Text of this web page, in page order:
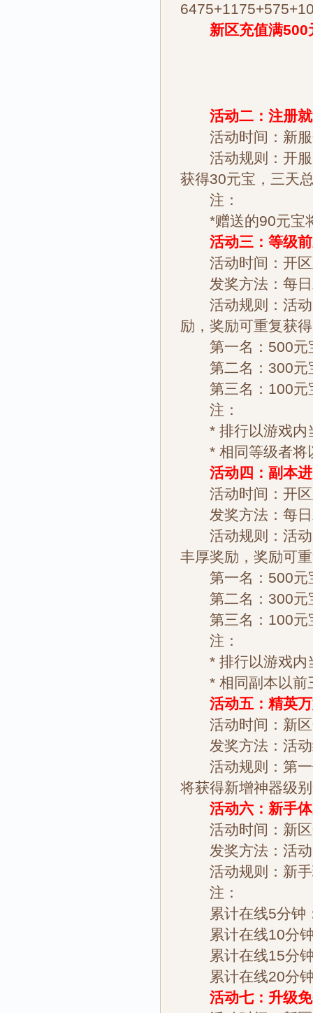
新区充值满500
活动二：注册就
活动时间：新服
活动规则：开服
获得30元宝，三天
注：
*赠送的90元宝
活动三：等级前
活动时间：开区
发奖方法：每日
活动规则：活动
励，奖励可重复获
第一名：500元
第二名：300元
第三名：100元
注：
* 排行以游戏内
* 相同等级者将
活动四：副本进
活动时间：开区
发奖方法：每日
活动规则：活动
丰厚奖励，奖励可
第一名：500元
第二名：300元
第三名：100元
注：
* 排行以游戏内
* 相同副本以前
活动五：精英万
活动时间：新区
发奖方法：活动
活动规则：第一
将获得新增神器级
活动六：新手体
活动时间：新区
发奖方法：活动
活动规则：新手
注：
累计在线5分钟
累计在线10分钟
累计在线15分钟
累计在线20分钟
活动七：升级免